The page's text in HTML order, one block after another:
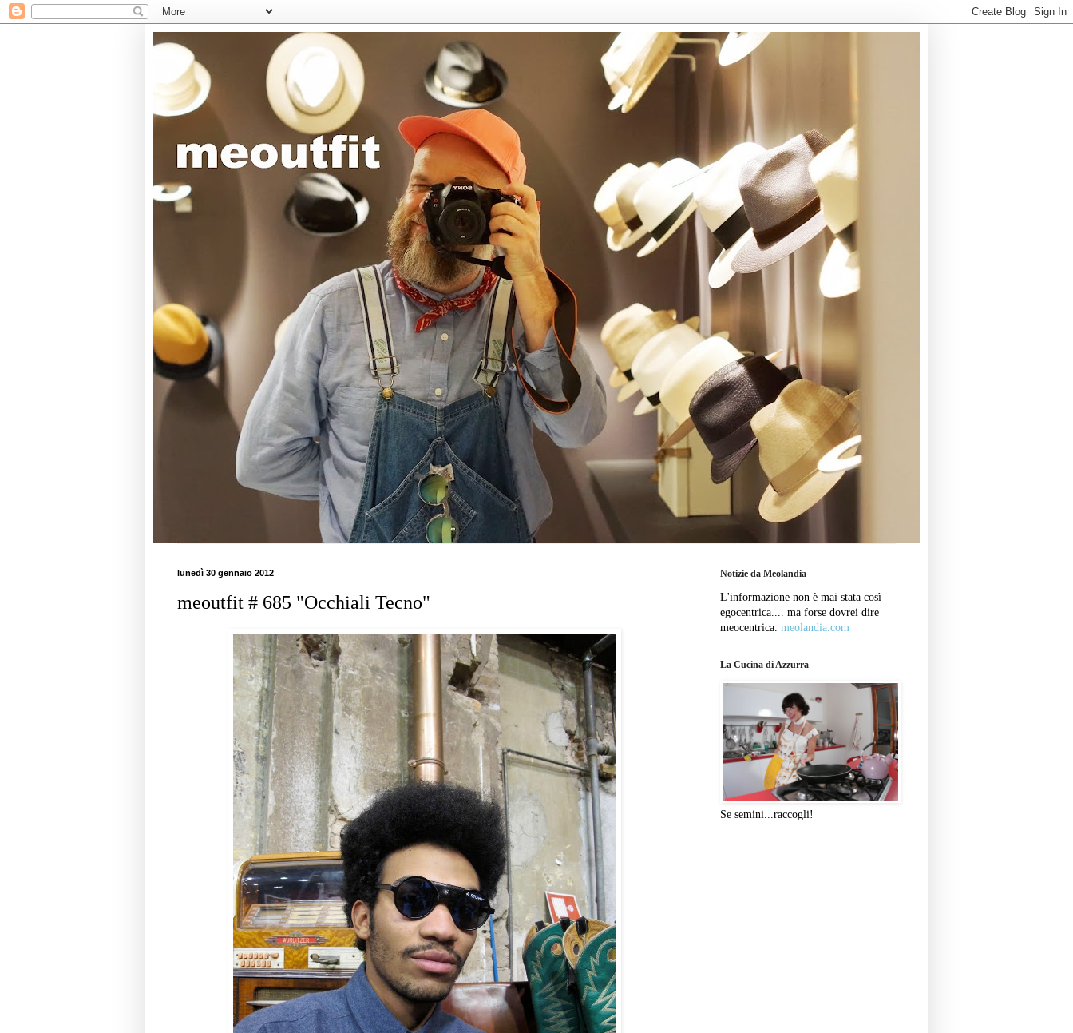
lunedì 30 gennaio 2012
meoutfit # 685 "Occhiali Tecno"
Notizie da Meolandia
L'informazione non è mai stata così
egocentrica.... ma forse dovrei dire
meocentrica. meolandia.com
La Cucina di Azzurra
Se semini...raccogli!